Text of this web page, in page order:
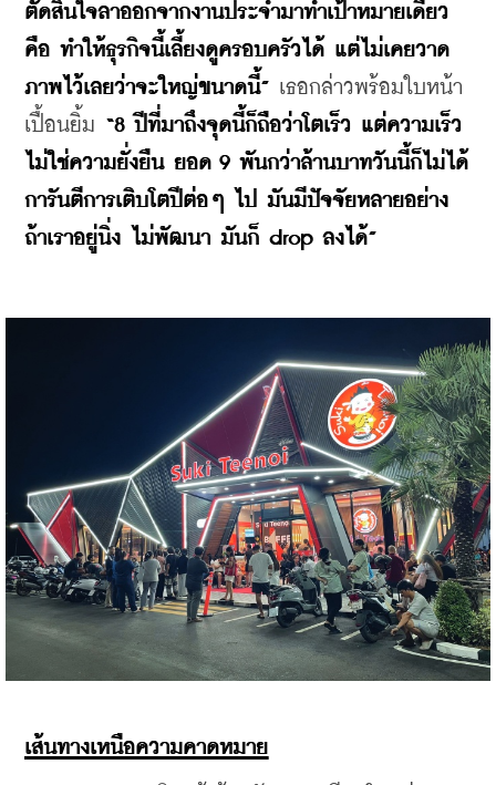
ตัดสินใจลาออกจากงานประจำมาทำเป้าหมายเดียว
คือ ทำให้ธุรกิจนี้เลี้ยงดูครอบครัวได้ แต่ไม่เคยวาด
ภาพไว้เลยว่าจะใหญ่ขนาดนี้” เธอกล่าวพร้อมใบหน้า
เปื้อนยิ้ม “8 ปีที่มาถึงจุดนี้ก็ถือว่าโตเร็ว แต่ความเร็ว
ไม่ใช่ความยั่งยืน ยอด 9 พันกว่าล้านบาทวันนี้ก็ไม่ได้
การันตีการเติบโตปีต่อๆ ไป มันมีปัจจัยหลายอย่าง
ถ้าเราอยู่นิ่ง ไม่พัฒนา มันก็ drop ลงได้”
เส้นทางเหนือความคาดหมาย